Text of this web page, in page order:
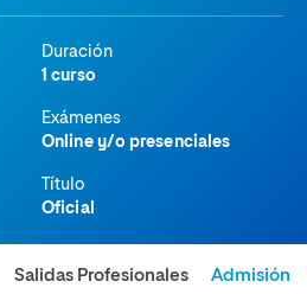
Duración
1 curso
Exámenes
Online y/o presenciales
Título
Oficial
Salidas Profesionales Admisión